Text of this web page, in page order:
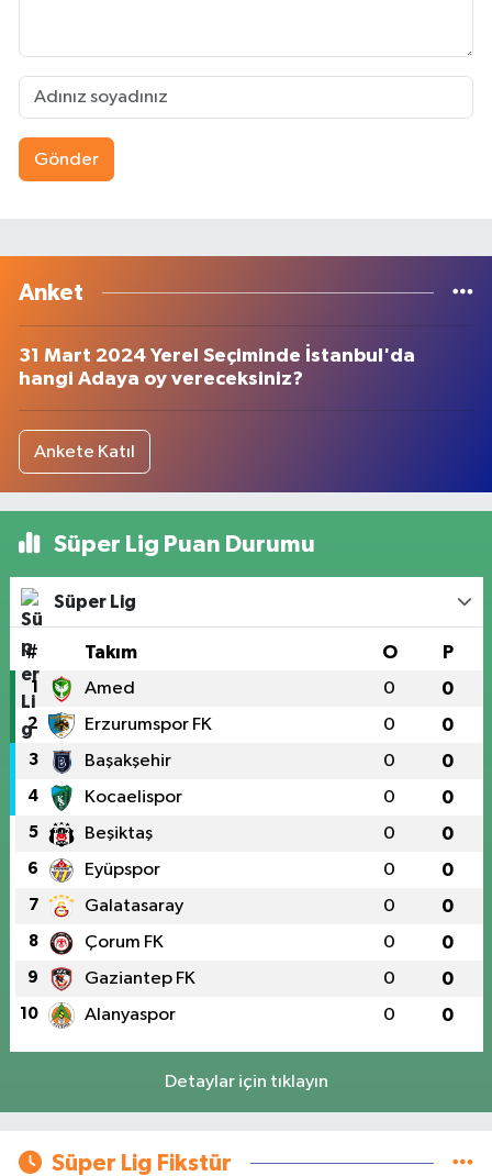
Gönder
Anket
31 Mart 2024 Yerel Seçiminde İstanbul'da
hangi Adaya oy vereceksiniz?
Ankete Katıl
Süper Lig Puan Durumu
Süper Lig
# Takım O P
1 Amed 0 0
2 Erzurumspor FK 0 0
3 Başakşehir 0 0
4 Kocaelispor 0 0
5 Beşiktaş 0 0
6 Eyüpspor 0 0
7 Galatasaray 0 0
8 Çorum FK 0 0
9 Gaziantep FK 0 0
10 Alanyaspor 0 0
Detaylar için tıklayın
Süper Lig Fikstür